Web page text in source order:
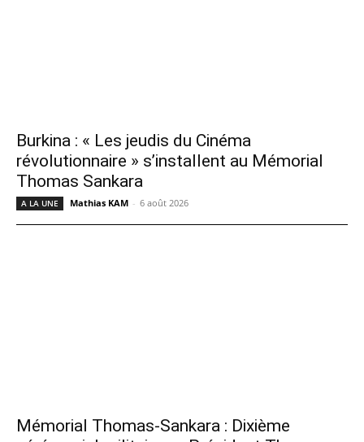
Burkina : « Les jeudis du Cinéma
révolutionnaire » s’installent au Mémorial
Thomas Sankara
A LA UNE Mathias KAM - 6 août 2026
Mémorial Thomas-Sankara : Dixième